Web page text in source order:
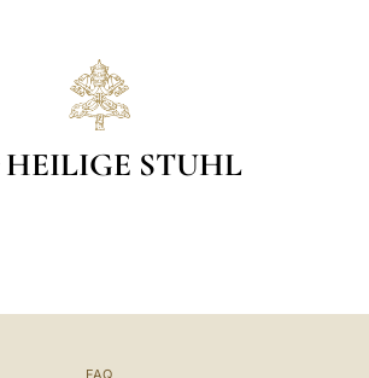
HEILIGE STUHL
FAQ